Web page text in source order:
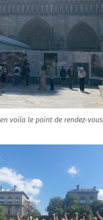
voila le point de rendez-vous